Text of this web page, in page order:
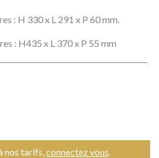
: H 330 x L 291 x P 60 mm.
: H435 x L 370 x P 55 mm
nos tarifs,connectez vous.